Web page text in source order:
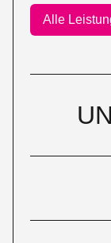
Alle